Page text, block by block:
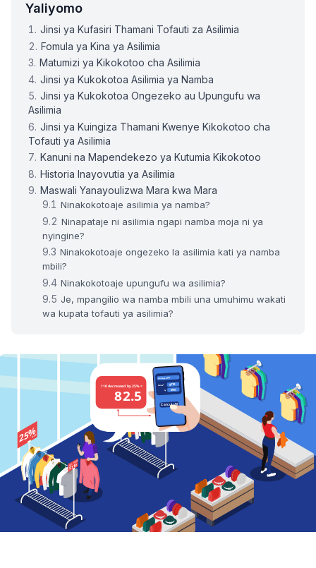
Yaliyomo
Jinsi ya Kufasiri Thamani Tofauti za Asilimia
Fomula ya Kina ya Asilimia
Matumizi ya Kikokotoo cha Asilimia
Jinsi ya Kukokotoa Asilimia ya Namba
Jinsi ya Kukokotoa Ongezeko au Upungufu wa
Asilimia
Jinsi ya Kuingiza Thamani Kwenye Kikokotoo cha
Tofauti ya Asilimia
Kanuni na Mapendekezo ya Kutumia Kikokotoo
Historia Inayovutia ya Asilimia
Maswali Yanayoulizwa Mara kwa Mara
Ninakokotoaje asilimia ya namba?
Ninapataje ni asilimia ngapi namba moja ni ya
nyingine?
Ninakokotoaje ongezeko la asilimia kati ya namba
mbili?
Ninakokotoaje upungufu wa asilimia?
Je, mpangilio wa namba mbili una umuhimu wakati
wa kupata tofauti ya asilimia?